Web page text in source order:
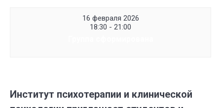
16 февраля 2026
18:30 - 21:00
Институт психотерапии и клинической